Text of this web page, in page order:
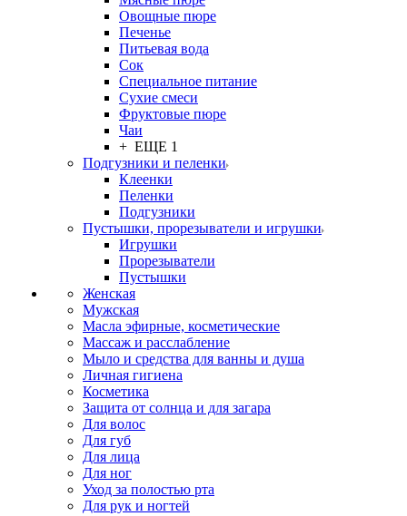
Овощные пюре
Печенье
Питьевая вода
Сок
Специальное питание
Сухие смеси
Фруктовые пюре
Чаи
+ ЕЩЕ 1
Подгузники и пеленки
Клеенки
Пеленки
Подгузники
Пустышки, прорезыватели и игрушки
Игрушки
Прорезыватели
Пустышки
Женская
Мужская
Масла эфирные, косметические
Массаж и расслабление
Мыло и средства для ванны и душа
Личная гигиена
Косметика
Защита от солнца и для загара
Для волос
Для губ
Для лица
Для ног
Уход за полостью рта
Для рук и ногтей